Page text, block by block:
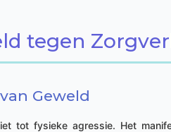
tegen
Geweld
tot fysieke agressie. Het